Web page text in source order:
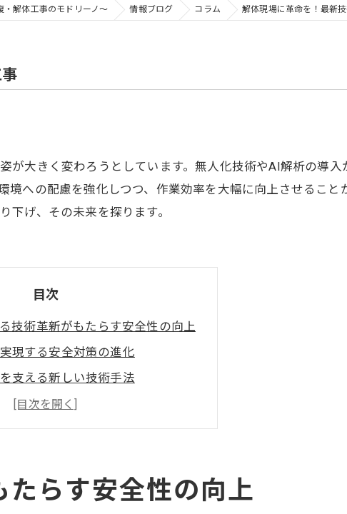
工場
・解体工事のモドリーノ～ 情報ブログ コラム 解体現場に革命を！最新
大きく変わろうとしています。無人化技術やAI解析の導入
への配慮を強化しつつ、作業効率を大幅に向上させること
下げ、その未来を探ります。
目次
技術革新がもたらす安全性の向上
現する安全対策の進化
支える新しい技術手法
を守るための革新的技術
防ぐ先端技術の導入
直す技術革新の影響
変える未来の解体作業
らす安全性の向上